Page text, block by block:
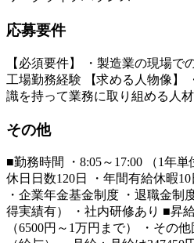
応募要件
【必須要件】 ・製造業の現場
工場勤務経験 【求める人物像】
識を持って業務に取り組める人材
その他
■勤務時間 ・8:05～17:00 （1年
休日日数120日 ・年間有給休暇
・企業年金基金制度 ・退職金
得実績有） ・社内研修あり ■昇
（6500円～1万円まで） ・その